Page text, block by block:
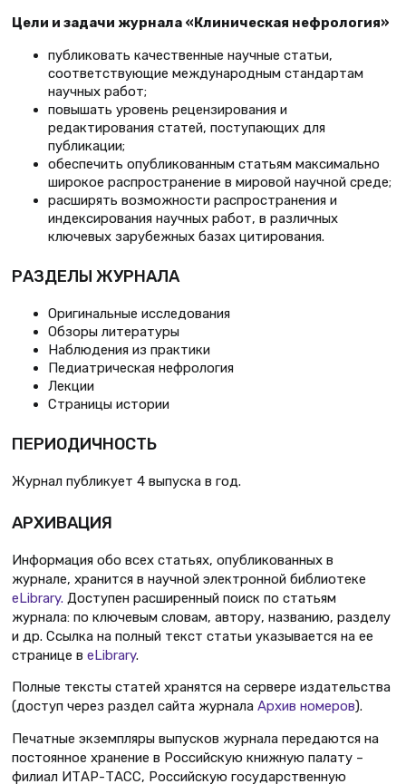
Цели и задачи журнала «Клиническая нефрология»
публиковать качественные научные статьи,
соответствующие международным стандартам
научных работ;
повышать уровень рецензирования и
редактирования статей, поступающих для
публикации;
обеспечить опубликованным статьям максимально
широкое распространение в мировой научной среде;
расширять возможности распространения и
индексирования научных работ, в различных
ключевых зарубежных базах цитирования.
РАЗДЕЛЫ ЖУРНАЛА
Оригинальные исследования
Обзоры литературы
Наблюдения из практики
Педиатрическая нефрология
Лекции
Страницы истории
ПЕРИОДИЧНОСТЬ
Журнал публикует 4 выпуска в год.
АРХИВАЦИЯ
Информация обо всех статьях, опубликованных в
журнале, хранится в научной электронной библиотеке
eLibrary. Доступен расширенный поиск по статьям
журнала: по ключевым словам, автору, названию, разделу
и др. Ссылка на полный текст статьи указывается на ее
странице в eLibrary.
Полные тексты статей хранятся на сервере издательства
(доступ через раздел сайта журнала Архив номеров).
Печатные экземпляры выпусков журнала передаются на
постоянное хранение в Российскую книжную палату –
филиал ИТАР-ТАСС, Российскую государственную